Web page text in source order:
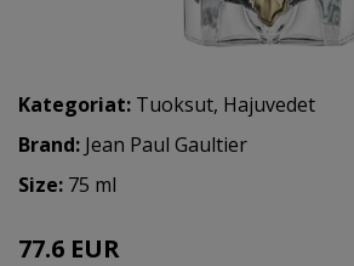
Kategoriat: Tuoksut, Hajuvedet
Brand: Jean Paul Gaultier
Size: 75 ml
77.6 EUR